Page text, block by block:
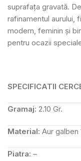
suprafața gravată.
rafinamentul aurului,
modern, feminin și
pentru ocazii
SPECIFICATII
Gramaj: 2.10 Gr.
Material: Aur galben
Piatra: –